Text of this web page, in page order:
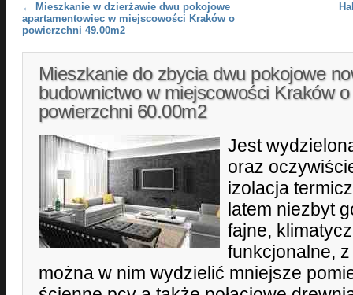
Post navigation
← Mieszkanie w dzierżawie dwu pokojowe
apartamentowiec w miejscowości Kraków o
powierzchni 49.00m2
Mieszkanie do zbycia dwu pokojowe
budownictwo w miejscowości Kraków o
powierzchni 60.00m2
Jest
oraz
izolacja
latem niezbyt
fajne,
funkcjonalne,
można w nim wydzielić mniejsze